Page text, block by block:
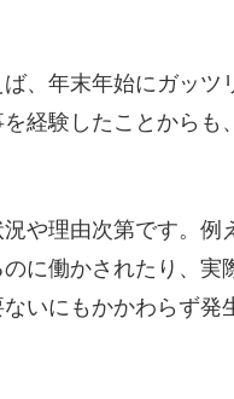
、年末年始にガッツ
経験したことからも
や理由次第です。例
に働かされたり、実
いにもかかわらず発